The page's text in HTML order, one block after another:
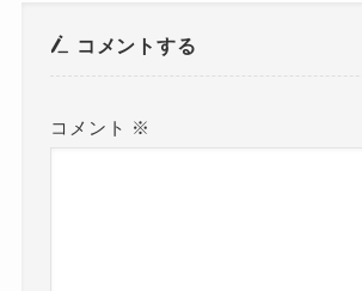
コメントする
コメント ※